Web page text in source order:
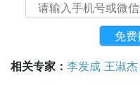
相关专家： 李发成 王淑杰